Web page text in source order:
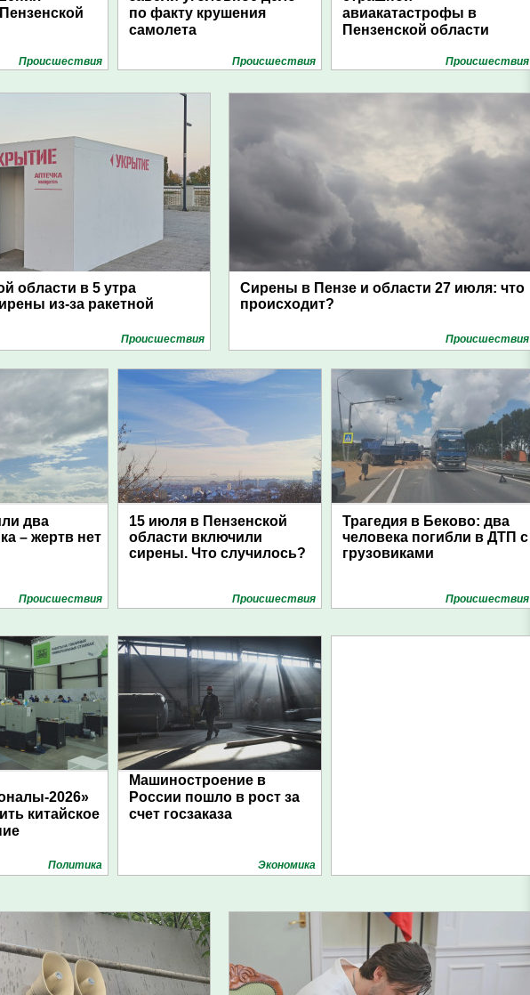
Проиcшествия
по факту крушения
самолета
Проиcшествия
авиакатастрофы в
Пензенской области
Проиcшествия
области в 5 утра
из-за ракетной
Проиcшествия
Сирены в Пензе и области 27 июля: что
происходит?
Проиcшествия
два
– жертв нет
Проиcшествия
15 июля в Пензенской
области включили
сирены. Что случилось?
Проиcшествия
Трагедия в Беково: два
человека погибли в ДТП с
грузовиками
Проиcшествия
2026»
китайское
Политика
Машиностроение в
России пошло в рост за
счет госзаказа
Экономика